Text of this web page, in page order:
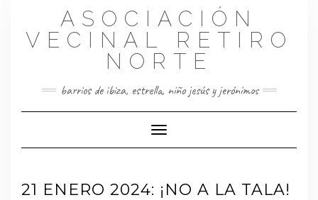
contenido
ASOCIACIÓN
VECINAL RETIRO
NORTE
barrios de ibiza, estrella, niño jesús y jerónimos
Cambiar modo de navegación
21 ENERO 2024: ¡NO A LA TALA!